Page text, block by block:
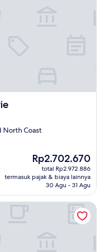
North Coast
Harga
sekarang
Rp2.702.670
Rp2.702.670
total Rp2.972.886
termasuk pajak & biaya lainnya
30 Agu - 31 Agu